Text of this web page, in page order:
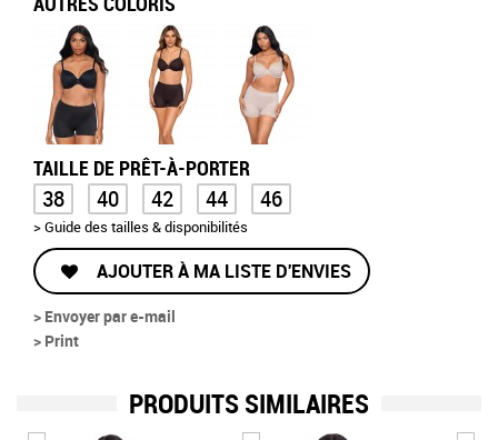
TAILLE DE PRÊT-À-PORTER
38 40 42 44 46
> Guide des tailles & disponibilités
AJOUTER À MA LISTE D'ENVIES
> Envoyer par e-mail
> Print
PRODUITS SIMILAIRES